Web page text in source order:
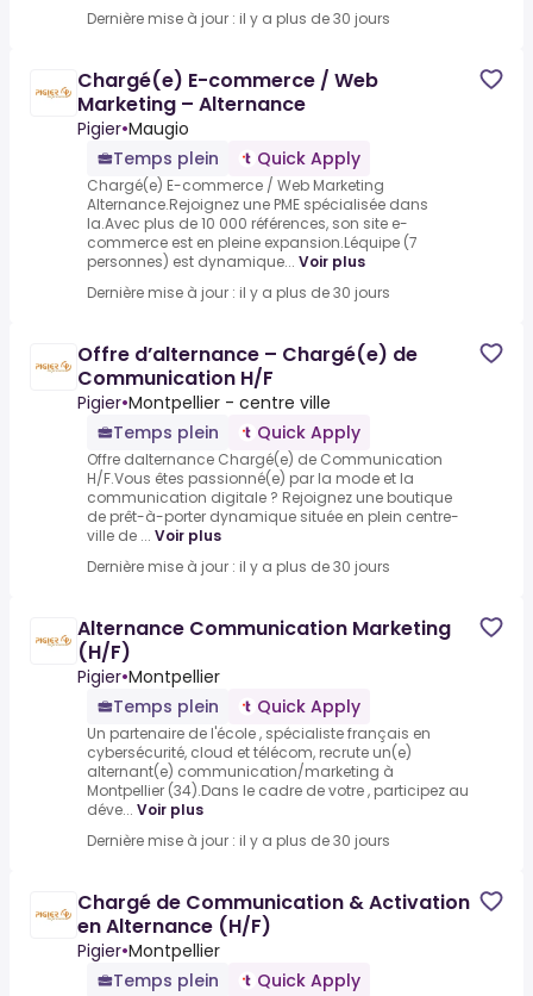
Dernière mise à jour : il y a plus de 30 jours
Chargé(e) E-commerce / Web
Marketing – Alternance
Pigier•Maugio
Temps plein
Quick Apply
Chargé(e) E-commerce / Web Marketing
Alternance.Rejoignez une PME spécialisée dans
la.Avec plus de 10 000 références, son site e-
commerce est en pleine expansion.Léquipe (7
personnes) est dynamique... Voir plus
Dernière mise à jour : il y a plus de 30 jours
Offre d’alternance – Chargé(e) de
Communication H/F
Pigier•Montpellier - centre ville
Temps plein
Quick Apply
Offre dalternance Chargé(e) de Communication
H/F.Vous êtes passionné(e) par la mode et la
communication digitale ? Rejoignez une boutique
de prêt-à-porter dynamique située en plein centre-
ville de ... Voir plus
Dernière mise à jour : il y a plus de 30 jours
Alternance Communication Marketing
(H/F)
Pigier•Montpellier
Temps plein
Quick Apply
Un partenaire de l'école , spécialiste français en
cybersécurité, cloud et télécom, recrute un(e)
alternant(e) communication/marketing à
Montpellier (34).Dans le cadre de votre , participez au
déve... Voir plus
Dernière mise à jour : il y a plus de 30 jours
Chargé de Communication & Activation
en Alternance (H/F)
Pigier•Montpellier
Temps plein
Quick Apply